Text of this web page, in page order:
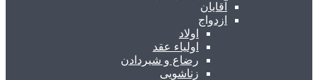
آقایان
ازدواج
اولاد
اولیاء عقد
رضاع و شیردادن
زناشویی